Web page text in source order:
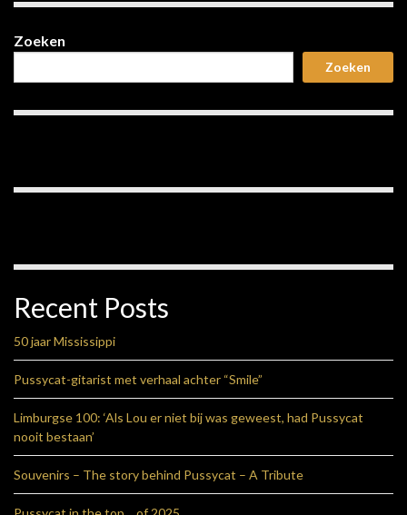
Zoeken
Zoeken
Recent Posts
50 jaar Mississippi
Pussycat-gitarist met verhaal achter “Smile”
Limburgse 100: ‘Als Lou er niet bij was geweest, had Pussycat
nooit bestaan’
Souvenirs – The story behind Pussycat – A Tribute